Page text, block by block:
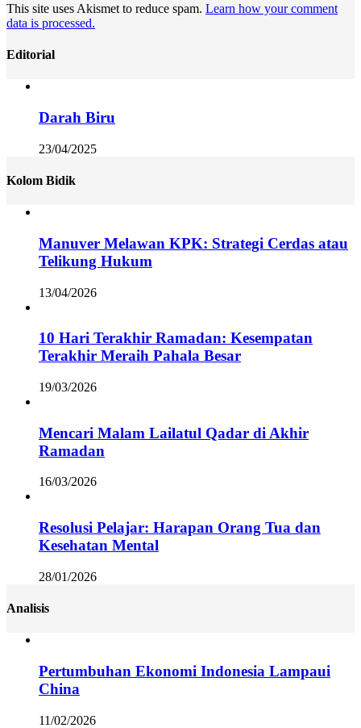
This site uses Akismet to reduce spam. Learn how your comment
data is processed.
Editorial
Darah Biru
23/04/2025
Kolom Bidik
Manuver Melawan KPK: Strategi Cerdas atau
Telikung Hukum
13/04/2026
10 Hari Terakhir Ramadan: Kesempatan
Terakhir Meraih Pahala Besar
19/03/2026
Mencari Malam Lailatul Qadar di Akhir
Ramadan
16/03/2026
Resolusi Pelajar: Harapan Orang Tua dan
Kesehatan Mental
28/01/2026
Analisis
Pertumbuhan Ekonomi Indonesia Lampaui
China
11/02/2026